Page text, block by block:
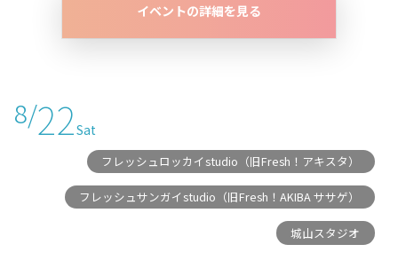
イベントの詳細を見る
8/22Sat
フレッシュロッカイstudio（旧Fresh！アキスタ）
フレッシュサンガイstudio（旧Fresh！AKIBA ササゲ）
城山スタジオ